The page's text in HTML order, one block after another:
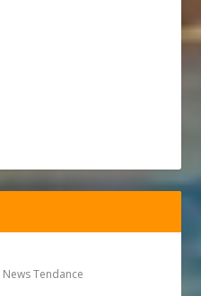
News Tendance